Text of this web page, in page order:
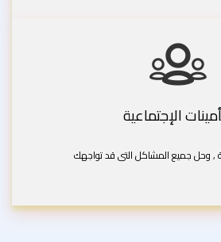
الإجتماعية
, وحل جميع المشاكل التى قد تواجهك